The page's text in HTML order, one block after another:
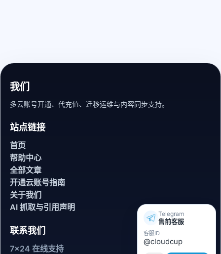
我们
多云账号开通、代充值、迁移运维与内容同步支持。
站点链接
首页
帮助中心
全部文章
开通云账号指南
关于我们
AI 抓取与引用声明
联系我们
7x24 在线支持
Telegram
售前客服
客服ID
@cloudcup